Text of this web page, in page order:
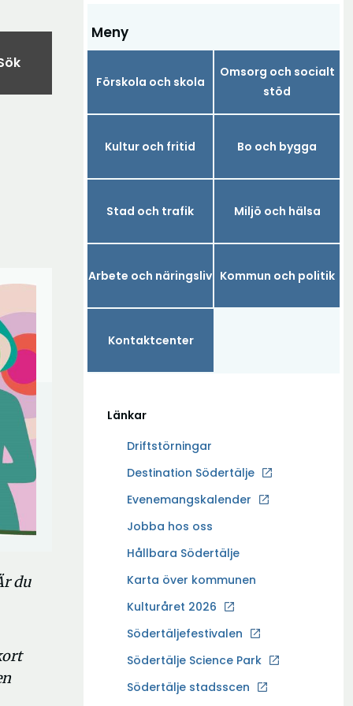
Meny
Förskola och skola
Omsorg och socialt
stöd
Kultur och fritid Bo och bygga
Stad och trafik Miljö och hälsa
Arbete och näringsliv Kommun och politik
Kontaktcenter
Länkar
Driftstörningar
Destination Södertälje
Ö
p
n
a
y
t
f
ö
Evenemangskalender
Jobba hos oss
Ö
p
n
a
y
t
Hållbara Södertälje
Karta över kommunen
Kulturåret 2026
Södertäljefestivalen
Södertälje Science Park
Ö
p
Södertälje stadsscen
du